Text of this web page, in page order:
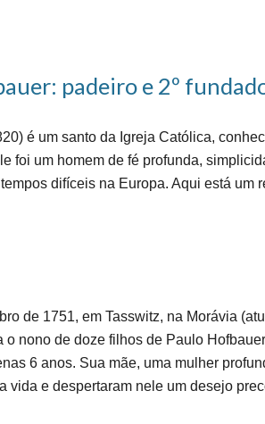
padeiro e 2º
é um santo da Igreja Católica,
foi um homem de fé profunda,
difíceis na Europa. Aqui está um
de 1751, em Tasswitz, na Morávia
nono de doze filhos de Paulo
6 anos. Sua mãe, uma mulher
vida e despertaram nele um desejo